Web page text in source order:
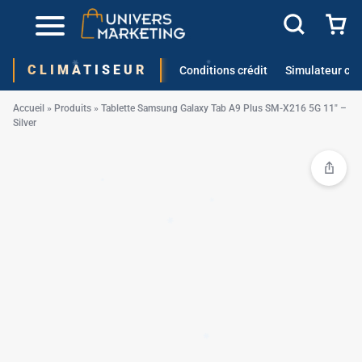
CLIMATISEUR Conditions crédit Simulateur
Accueil » Produits » Tablette Samsung Galaxy Tab A9 Plus SM-X216 5G 11″ –
Silver
✱
✱